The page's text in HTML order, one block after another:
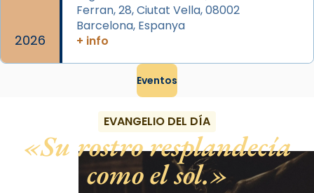
2026
Ferran, 28, Ciutat Vella, 08002
Barcelona, Espanya
+ info
Eventos
EVANGELIO DEL DÍA
Su rostro resplandecía
como el sol.